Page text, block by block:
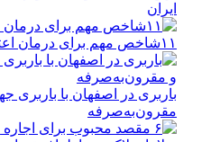
ایران
۱۱شاخص مهم برای درمان اعتیاد با کیفیت بالا
باربری در اصفهان با باربری
مقرون‌به‌صرفه